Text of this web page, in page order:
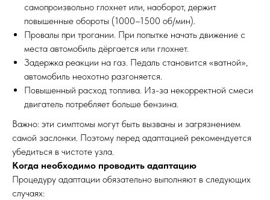
самопроизвольно глохнет или, наоборот, держит
повышенные обороты (1000–1500 об/мин).
Провалы при трогании. При попытке начать движение с
места автомобиль дёргается или глохнет.
Задержка реакции на газ. Педаль становится «ватной»,
автомобиль неохотно разгоняется.
Повышенный расход топлива. Из-за некорректной смеси
двигатель потребляет больше бензина.
Важно: эти симптомы могут быть вызваны и загрязнением
самой заслонки. Поэтому перед адаптацией рекомендуется
убедиться в чистоте узла.
Когда необходимо проводить адаптацию
Процедуру адаптации обязательно выполняют в следующих
случаях: